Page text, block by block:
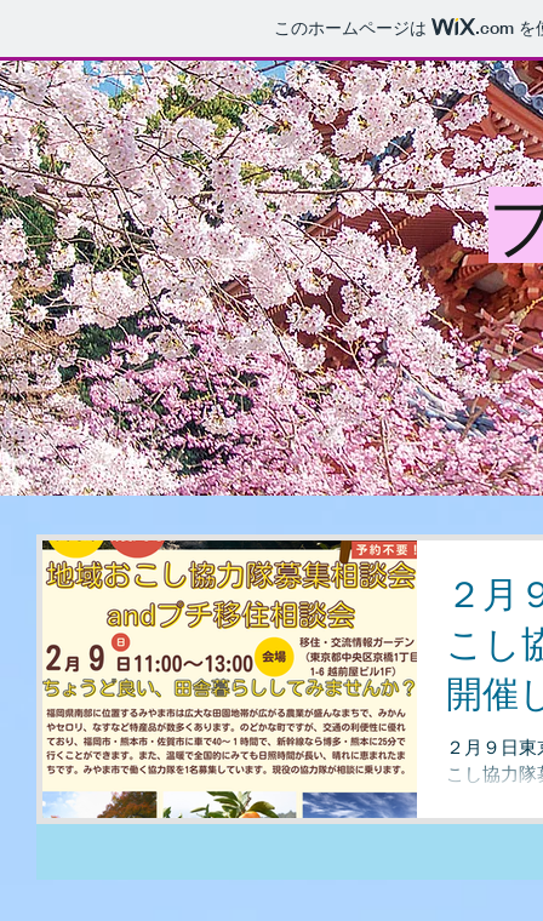
このホームページは .comを
清
HOME 案内 食
２月
こし
開催
２月９日
こし協力
を募集して